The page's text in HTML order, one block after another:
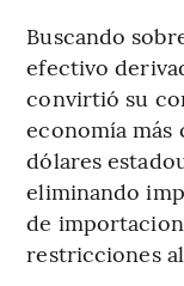
Buscando
efectivo
convirtió su
economía
dólares
eliminando
de
restricciones